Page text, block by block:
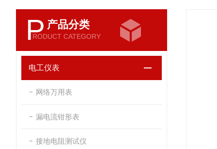
P 产品分类
RODUCT CATEGORY
电工仪表
网络万用表
漏电流钳形表
接地电阻测试仪